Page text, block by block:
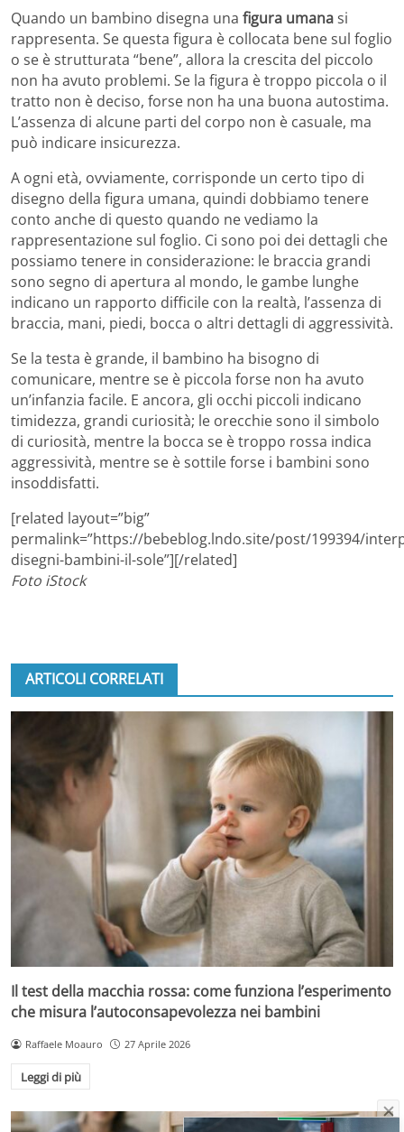
Quando un bambino disegna una figura umanasi
rappresenta. Se questa figura è collocata bene sul foglio
o se è strutturata “bene”, allora la crescita del piccolo
non ha avuto problemi. Se la figura è troppo piccola o il
tratto non è deciso, forse non ha una buona autostima.
L’assenza di alcune parti del corpo non è casuale, ma
può indicare insicurezza.
A ogni età, ovviamente, corrisponde un certo tipo di
disegno della figura umana, quindi dobbiamo tenere
conto anche di questo quando ne vediamo la
rappresentazione sul foglio. Ci sono poi dei dettagli che
possiamo tenere in considerazione: le braccia grandi
sono segno di apertura al mondo, le gambe lunghe
indicano un rapporto difficile con la realtà, l’assenza di
braccia, mani, piedi, bocca o altri dettagli di aggressività.
Se la testa è grande, il bambino ha bisogno di
comunicare, mentre se è piccola forse non ha avuto
un’infanzia facile. E ancora, gli occhi piccoli indicano
timidezza, grandi curiosità; le orecchie sono il simbolo
di curiosità, mentre la bocca se è troppo rossa indica
aggressività, mentre se è sottile forse i bambini sono
insoddisfatti.
[related layout=”big”
permalink=”https://bebeblog.lndo.site/post/199394/
disegni-bambini-il-sole”][/related]
Foto iStock
ARTICOLI CORRELATI
Il test della macchia rossa: come funziona l’esperimento
che misura l’autoconsapevolezza nei bambini
Raffaele Moauro 27 Aprile 2026
Leggi di più